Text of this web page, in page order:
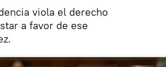
viola el derecho
a favor de ese